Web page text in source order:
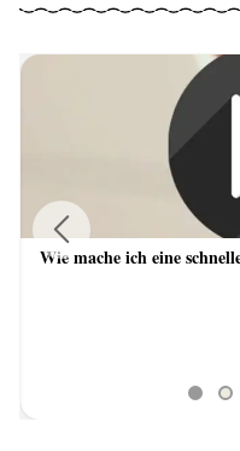
Wie mache ich eine
Previous